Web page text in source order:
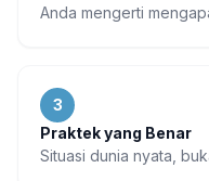
Anda mengerti
3
Praktek yang Benar
Situasi dunia nyata,